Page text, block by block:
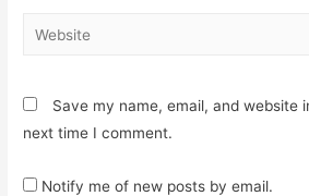
Website
Save my name, email, and website
next time I comment.
Notify me of new posts by email.